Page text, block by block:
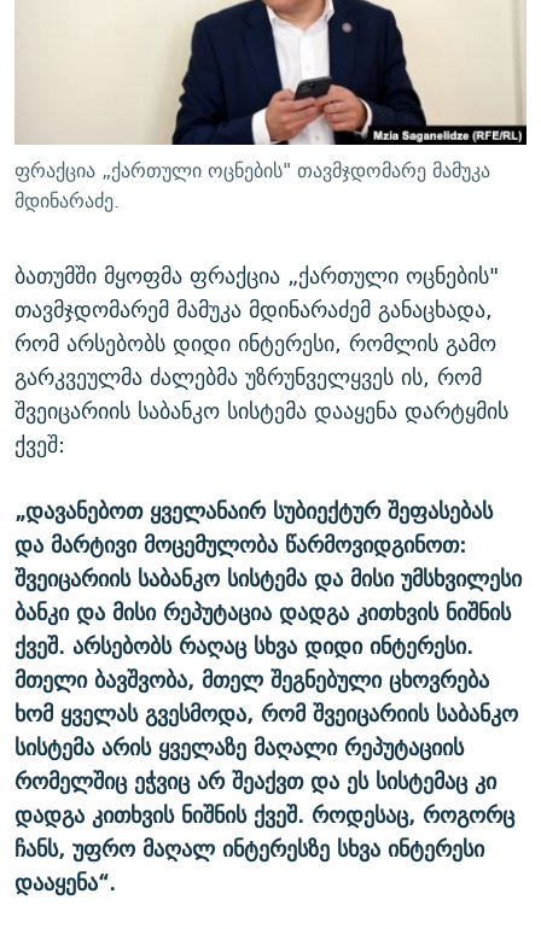
ᲛᲝᲚᲐᲞᲐᲠᲐᲙᲔ ᲢᲔᲥᲡᲢᲔᲑᲘ
ᲚᲘᲢᲔᲠᲐᲢᲣᲠᲣᲚᲘ ᲬᲐᲮᲜᲐᲒᲔᲑᲘ
ᲐᲛᲔᲠᲘᲙᲣᲚᲘ ᲛᲝᲗᲮᲠᲝᲑᲐ
ᲘᲛᲞᲔᲠᲘᲐ ᲓᲐ ᲠᲐᲓᲘᲝ
ᲩᲔᲛᲘ ᲡᲘᲙᲕᲓᲘᲚᲘᲡ ᲛᲘᲖᲔᲖᲘᲐ COVID-19
11 ᲬᲔᲚᲘ - 11 ᲐᲛᲑᲐᲕᲘ
ᲡᲐᲞᲐᲠᲚᲐᲛᲔᲜᲢᲝ ᲐᲠᲩᲔᲕᲜᲔᲑᲘᲡ ᲘᲡᲢᲝᲠᲘᲐ
ᲑᲐᲕᲨᲕᲔᲑᲘ ᲞᲠᲝᲡᲢᲘᲢᲣᲪᲘᲐᲨᲘ - ᲐᲛᲝᲣᲗᲥᲛᲔᲚᲘ ᲐᲛᲑᲐᲕᲘ
5 ᲐᲛᲑᲐᲕᲘ - 20 ᲘᲕᲜᲘᲡᲡ ᲓᲐᲨᲐᲕᲔᲑᲣᲚᲔᲑᲘ
ПРИВЕТ ᲙᲣᲚᲢᲣᲠᲐ
რთე/რთ-ის ყველა საიტი
ფრაქცია „ქართული ოცნების" თავმჯდომარე მამუკა
მდინარაძე.
ბათუმში მყოფმა ფრაქცია „ქართული ოცნების"
თავმჯდომარემ მამუკა მდინარაძემ განაცხადა,
რომ არსებობს დიდი ინტერესი, რომლის გამო
გარკვეულმა ძალებმა უზრუნველყვეს ის, რომ
შვეიცარიის საბანკო სისტემა დააყენა დარტყმის
ქვეშ:
„დავანებოთ ყველანაირ სუბიექტურ შეფასებას
და მარტივი მოცემულობა წარმოვიდგინოთ:
შვეიცარიის საბანკო სისტემა და მისი უმსხვილესი
ბანკი და მისი რეპუტაცია დადგა კითხვის ნიშნის
ქვეშ. არსებობს რაღაც სხვა დიდი ინტერესი.
მთელი ბავშვობა, მთელ შეგნებული ცხოვრება
ხომ ყველას გვესმოდა, რომ შვეიცარიის საბანკო
სისტემა არის ყველაზე მაღალი რეპუტაციის
რომელშიც ეჭვიც არ შეაქვთ და ეს სისტემაც კი
დადგა კითხვის ნიშნის ქვეშ. როდესაც, როგორც
ჩანს, უფრო მაღალ ინტერესზე სხვა ინტერესი
დააყენა“.